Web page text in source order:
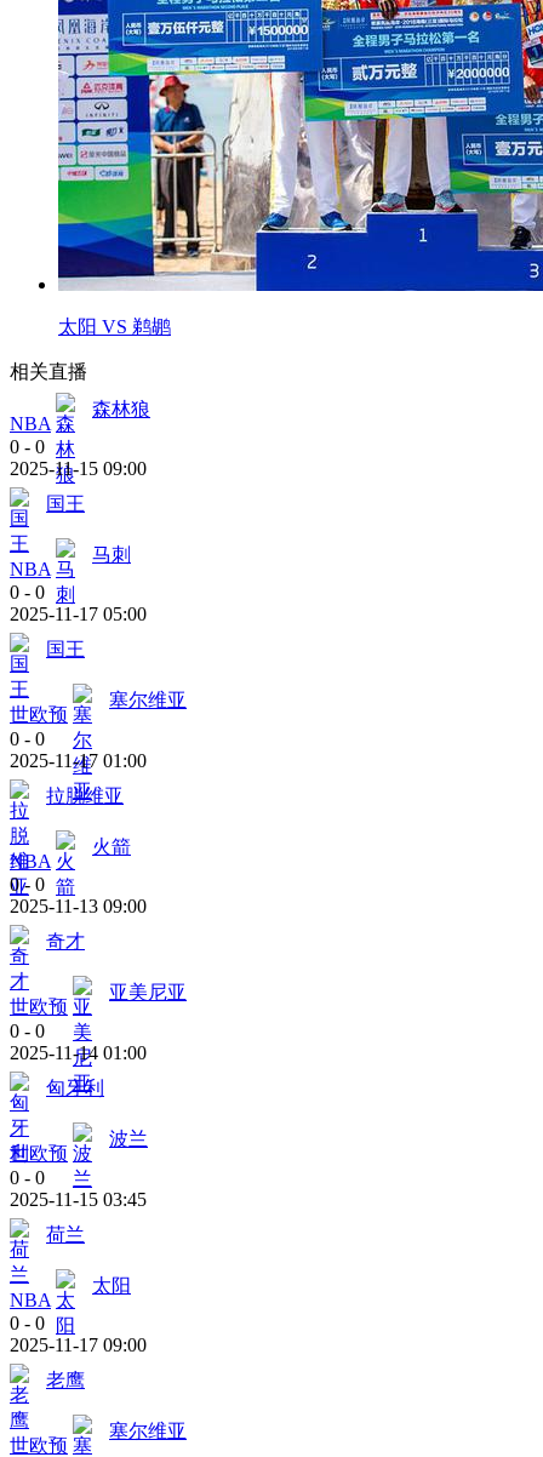
太阳 VS 鹈鹕
相关直播
NBA
森林狼
0 - 0
2025-11-15 09:00
国王
NBA
马刺
0 - 0
2025-11-17 05:00
国王
世欧预
塞尔维亚
0 - 0
2025-11-17 01:00
拉脱维亚
NBA
火箭
0 - 0
2025-11-13 09:00
奇才
世欧预
亚美尼亚
0 - 0
2025-11-14 01:00
匈牙利
世欧预
波兰
0 - 0
2025-11-15 03:45
荷兰
NBA
太阳
0 - 0
2025-11-17 09:00
老鹰
世欧预
塞尔维亚